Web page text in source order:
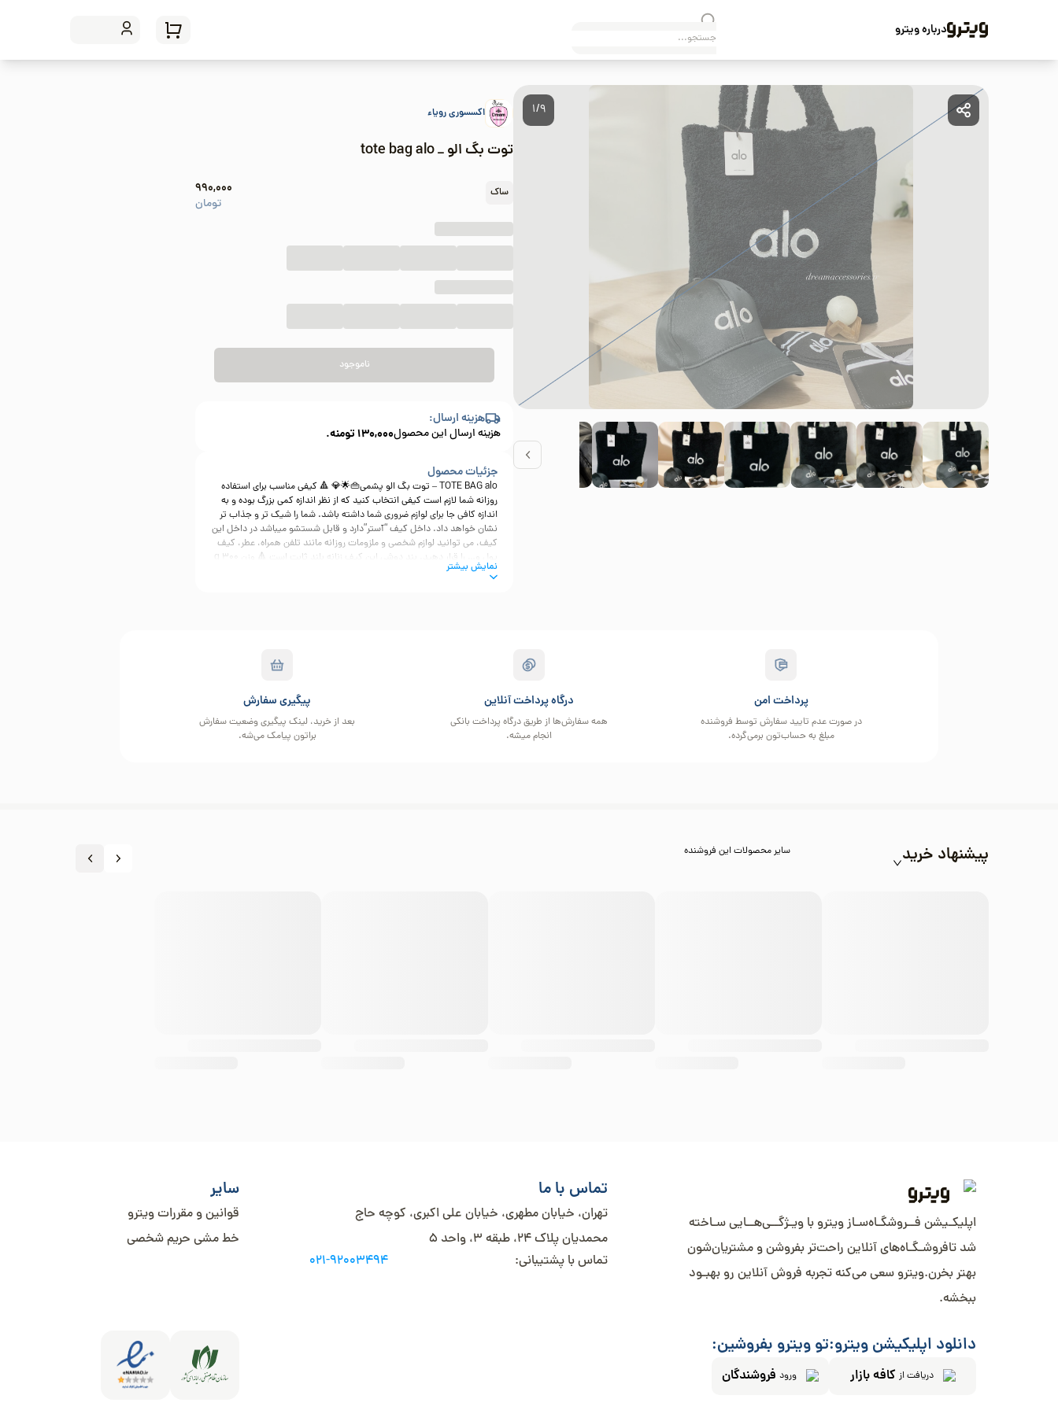
درباره ویترو
1/9 اکسسوری رویاء
توت بگ الو _ tote bag alo
ساک 990,000
تومان
ناموجود
هزینه ارسال:
هزینه ارسال این محصول130,000تومنه.
جزئیات محصول
TOTE BAG alo – توت بگ الو پشمی👜🌟💎 🔺 کیفی مناسب برای استفاده
روزانه شما لازم است کیفی انتخاب کنید که از نظر اندازه کمی بزرگ بوده و به
اندازه کافی جا برای لوازم ضروری شما داشته باشد. شما را شیک تر و جذاب تر
نشان خواهد داد. داخل کیف “آستر”دارد و قابل شستشو میباشد در داخل این
کیف، می توانید لوازم شخصی و ملزومات روزانه مانند تلفن همراه، عطر، کیف
پول و… را قرار دهید. بند دوشی این کیف زنانه بلند ثابت است 🔺 وزن 300 g
نمایش بیشتر
پرداخت امن
در صورت عدم تایید سفارش توسط فروشنده
مبلغ به حساب‌تون برمی‌گرده.
درگاه پرداخت آنلاین
همه سفارش‌ها از طریق درگاه پرداخت بانکی
انجام میشه.
پیگیری سفارش
بعد از خرید، لینک پیگیری وضعیت سفارش
براتون پیامک می‌شه.
پیشنهاد خرید سایر محصولات این فروشنده
اپلیکـیشن فــروشگـاه‌سـاز ویترو با ویـژگــی‌هــایی سـاخته
شد تافروشـگـاه‌های آنلاین راحت‌تر بفروشن و مشتریان‌شون
بهتر بخرن.ویترو سعی می‌کنه تجربه فروش آنلاین رو بهبـود
ببخشه.
تماس با ما
تهران، خیابان مطهری، خیابان علی اکبری، کوچه حاج
محمدیان پلاک 24، طبقه 3، واحد 5
تماس با پشتیبانی:
021-92003494
سایر
قوانین و مقررات ویترو
خط مشی حریم شخصی
دانلود اپلیکیشن ویترو:
دریافت از کافه بازار
تو ویترو بفروشین:
ورود فروشندگان